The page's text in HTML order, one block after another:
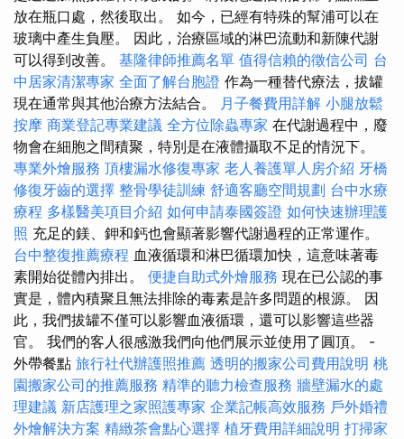
放在瓶口處，然後取出。 如今，已經有特殊的幫浦可以在
玻璃中產生負壓。 因此，治療區域的淋巴流動和新陳代謝
可以得到改善。 基隆律師推薦名單 值得信賴的徵信公司 台
中居家清潔專家 全面了解台胞證 作為一種替代療法，拔罐
現在通常與其他治療方法結合。 月子餐費用詳解 小腿放鬆
按摩 商業登記專業建議 全方位除蟲專家 在代謝過程中，廢
物會在細胞之間積聚，特別是在液體攝取不足的情況下。
專業外燴服務 頂樓漏水修復專家 老人養護單人房介紹 牙橋
修復牙齒的選擇 整骨學徒訓練 舒適客廳空間規劃 台中水療
療程 多樣醫美項目介紹 如何申請泰國簽證 如何快速辦理護
照 充足的鎂、鉀和鈣也會顯著影響代謝過程的正常運作。
台中整復推薦療程 血液循環和淋巴循環加快，這意味著毒
素開始從體內排出。 便捷自助式外燴服務 現在已公認的事
實是，體內積聚且無法排除的毒素是許多問題的根源。 因
此，我們拔罐不僅可以影響血液循環，還可以影響這些器
官。 我們的客人很感激我們向他們展示並使用了圓頂。 -
外帶餐點 旅行社代辦護照推薦 透明的搬家公司費用說明 桃
園搬家公司的推薦服務 精準的聽力檢查服務 牆壁漏水的處
理建議 新店護理之家照護專家 企業記帳高效服務 戶外婚禮
外燴解決方案 精緻茶會點心選擇 植牙費用詳細說明 打掃家